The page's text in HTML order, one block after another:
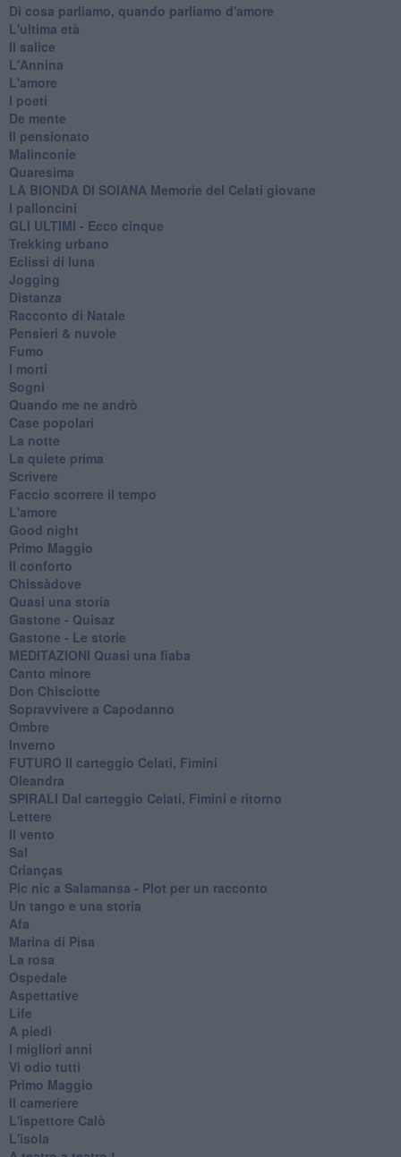
Di cosa parliamo, quando parliamo d'amore
L'ultima età
Il salice
L'Annina
L'amore
I poeti
De mente
Il pensionato
Malinconie
Quaresima
LA BIONDA DI SOIANA Memorie del Celati giovane
I palloncini
GLI ULTIMI - Ecco cinque
Trekking urbano
Eclissi di luna
Jogging
Distanza
Racconto di Natale
Pensieri & nuvole
Fumo
I morti
Sogni
Quando me ne andrò
Case popolari
La notte
La quiete prima
Scrivere
Faccio scorrere il tempo
L'amore
Good night
Primo Maggio
Il conforto
Chissàdove
Quasi una storia
Gastone - Quisaz
Gastone - Le storie
MEDITAZIONI Quasi una fiaba
Canto minore
Don Chisciotte
Sopravvivere a Capodanno
Ombre
Inverno
FUTURO Il carteggio Celati, Fimini
Oleandra
SPIRALI Dal carteggio Celati, Fimini e ritorno
Lettere
Il vento
Sal
Crianças
Pic nic a Salamansa - Plot per un racconto
Un tango e una storia
Afa
Marina di Pisa
La rosa
Ospedale
Aspettative
Life
A piedi
I migliori anni
Vi odio tutti
Primo Maggio
Il cameriere
L'ispettore Calò
L'isola